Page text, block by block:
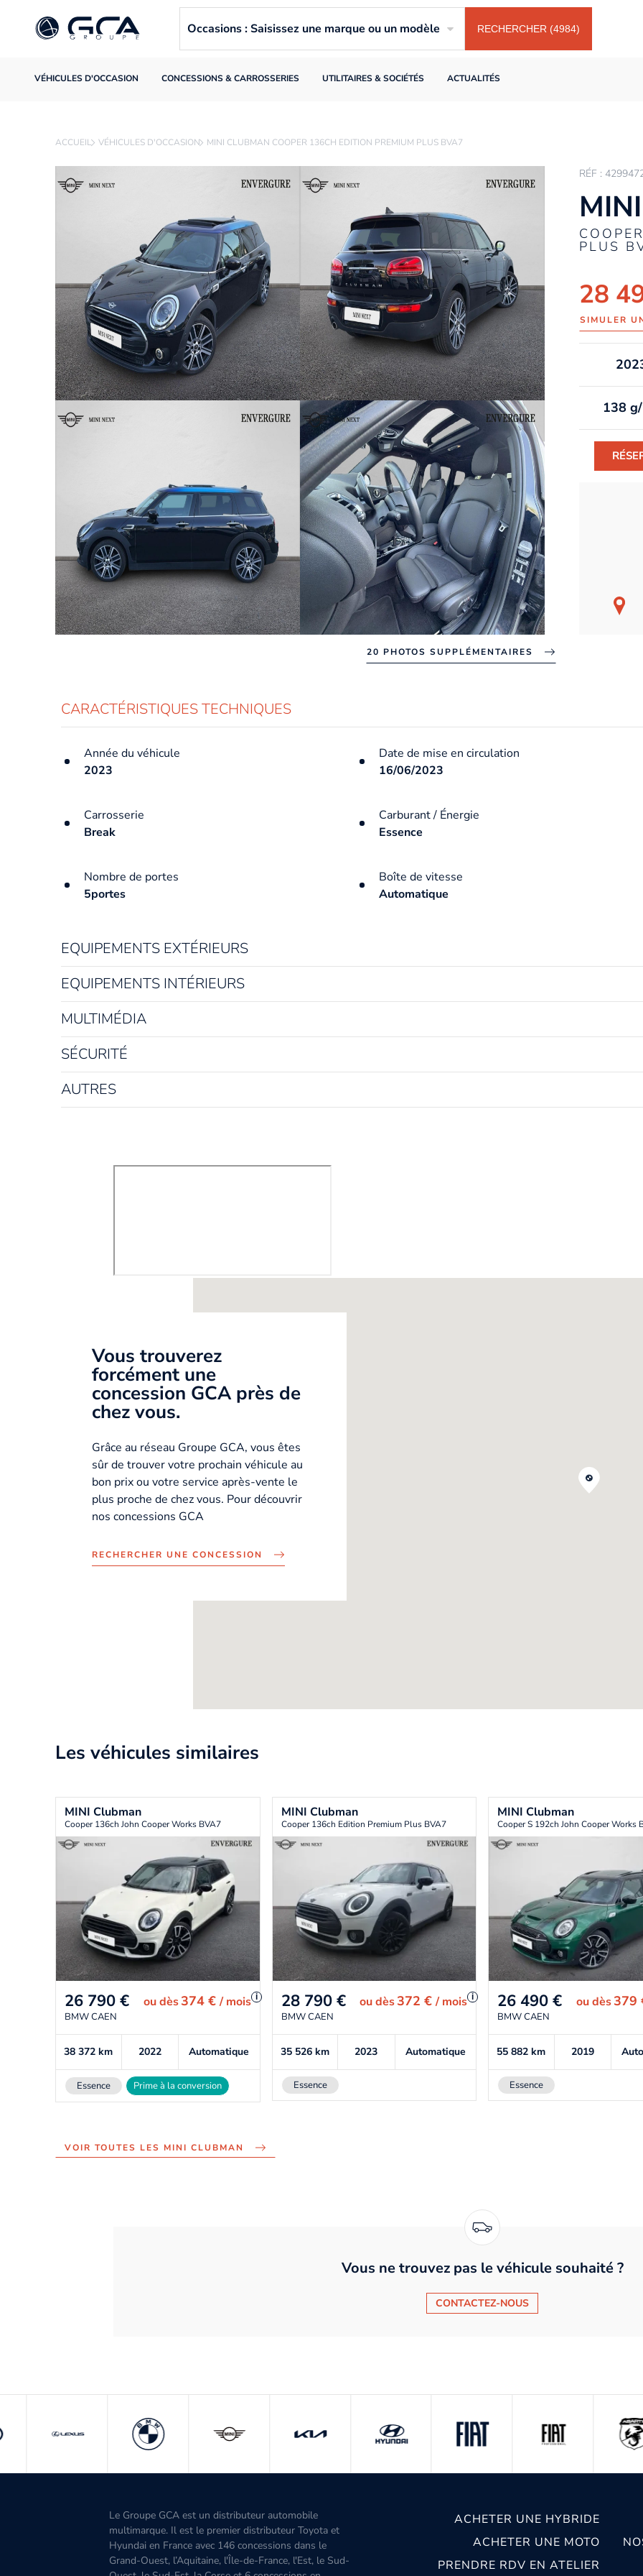
VÉHICULES D'OCCASION CONCESSIONS & CARROSSERIES UTILITAIRES & SOCIÉTÉS ACTUALITÉS
Occasions : Saisissez une marque ou un modèle RECHERCHER (4984)
ACCUEIL VÉHICULES D'OCCASION MINI CLUBMAN COOPER 136CH EDITION PREMIUM PLUS BVA7
20 PHOTOS SUPPLÉMENTAIRES
RÉF :
PLUS
28
SIMULER
138
CARACTÉRISTIQUES TECHNIQUES
Année du véhicule
2023
Date de mise en circulation
16/06/2023
Carrosserie
Break
Carburant / Énergie
Essence
Nombre de portes
5portes
Boîte de vitesse
Automatique
EQUIPEMENTS EXTÉRIEURS
EQUIPEMENTS INTÉRIEURS
MULTIMÉDIA
SÉCURITÉ
AUTRES
Vous trouverez
forcément une
concession GCA près de
chez vous.
Grâce au réseau Groupe GCA, vous êtes
sûr de trouver votre prochain véhicule au
bon prix ou votre service après-vente le
plus proche de chez vous. Pour découvrir
nos concessions GCA
RECHERCHER UNE CONCESSION
Les véhicules similaires
MINI Clubman
Cooper 136ch John Cooper Works BVA7
26 790 € oudès374 €/ mois i
BMW CAEN
38 372km 2022 Automatique
Essence Prime à la conversion
MINI Clubman
Cooper 136ch Edition Premium Plus BVA7
28 790 € oudès372 €/ mois i
BMW CAEN
35 526 km 2023 Automatique
Essence
MINI Clubman
Cooper S 192ch John Cooper Works
26 490 € oudès379
BMW CAEN
55 882km 2019
Essence
VOIR TOUTES LES MINI CLUBMAN
Vous ne trouvez pas le véhicule souhaité ?
CONTACTEZ-NOUS
Le Groupe GCA est un distributeur automobile
multimarque. Il est le premier distributeur Toyota et
Hyundai en France avec 146 concessions dans le
Grand-Ouest, l’Aquitaine, l'Île-de-France, l'Est, le Sud-
ACHETER UNE HYBRIDE
ACHETER UNE MOTO
PRENDRE RDV EN ATELIER